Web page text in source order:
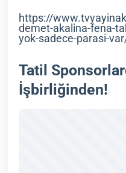
https://
demet-akalina-fena-
yok-sadece-parasi-
Tatil
İşbirliğinden!